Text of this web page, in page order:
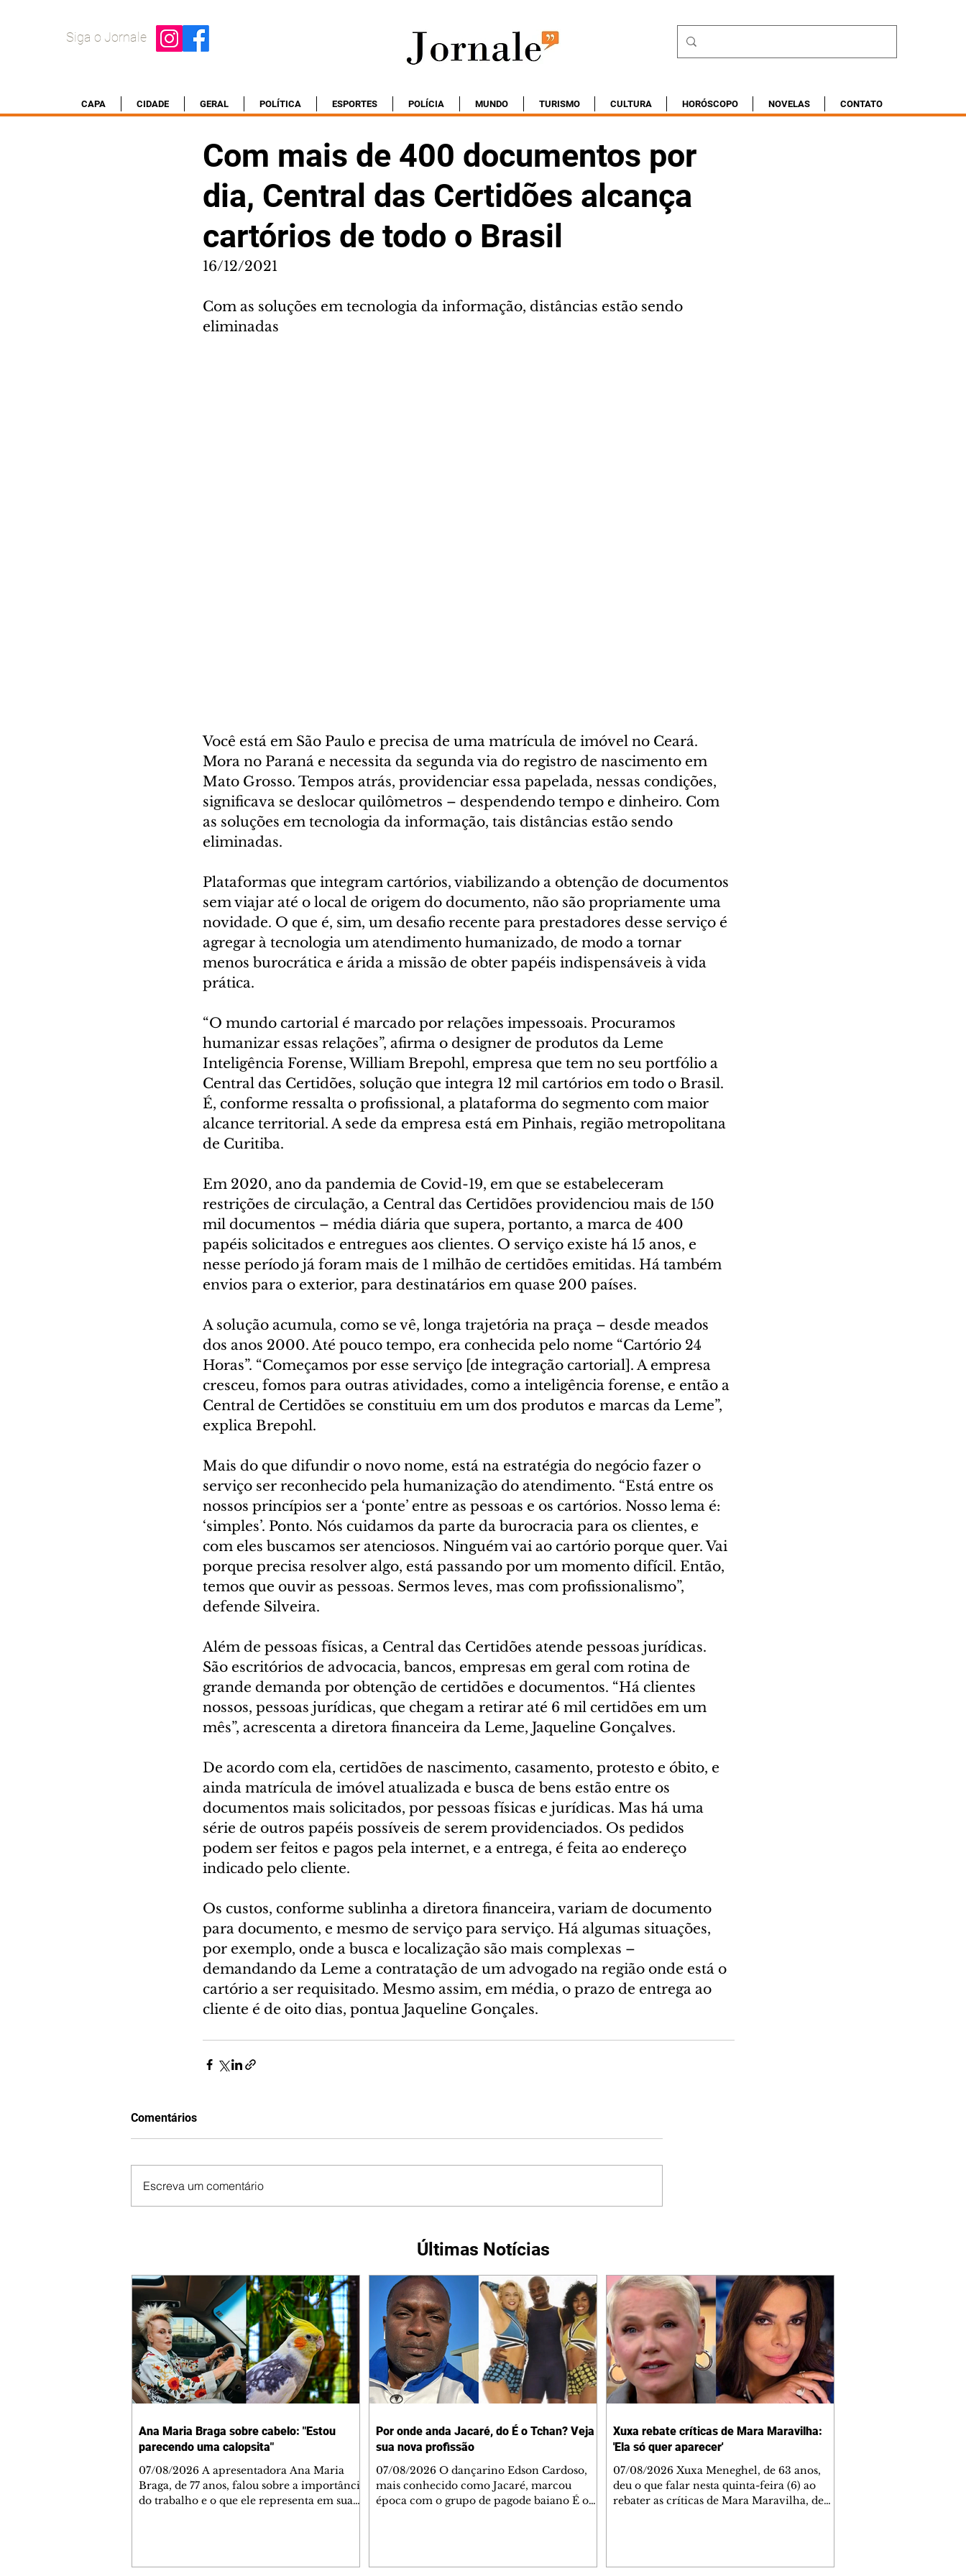
Siga o Jornale
CAPA CIDADE GERAL POLÍTICA ESPORTES POLÍCIA MUNDO TURISMO CULTURA HORÓSCOPO NOVELAS CONTATO
Com mais de 400 documentos por
dia, Central das Certidões alcança
cartórios de todo o Brasil
16/12/2021
Com as soluções em tecnologia da informação, distâncias estão sendo
eliminadas
Você está em São Paulo e precisa de uma matrícula de imóvel no Ceará.
Mora no Paraná e necessita da segunda via do registro de nascimento em
Mato Grosso. Tempos atrás, providenciar essa papelada, nessas condições,
significava se deslocar quilômetros – despendendo tempo e dinheiro. Com
as soluções em tecnologia da informação, tais distâncias estão sendo
eliminadas.
Plataformas que integram cartórios, viabilizando a obtenção de documentos
sem viajar até o local de origem do documento, não são propriamente uma
novidade. O que é, sim, um desafio recente para prestadores desse serviço é
agregar à tecnologia um atendimento humanizado, de modo a tornar
menos burocrática e árida a missão de obter papéis indispensáveis à vida
prática.
“O mundo cartorial é marcado por relações impessoais. Procuramos
humanizar essas relações”, afirma o designer de produtos da Leme
Inteligência Forense, William Brepohl, empresa que tem no seu portfólio a
Central das Certidões, solução que integra 12 mil cartórios em todo o Brasil.
É, conforme ressalta o profissional, a plataforma do segmento com maior
alcance territorial. A sede da empresa está em Pinhais, região metropolitana
de Curitiba.
Em 2020, ano da pandemia de Covid-19, em que se estabeleceram
restrições de circulação, a Central das Certidões providenciou mais de 150
mil documentos – média diária que supera, portanto, a marca de 400
papéis solicitados e entregues aos clientes. O serviço existe há 15 anos, e
nesse período já foram mais de 1 milhão de certidões emitidas. Há também
envios para o exterior, para destinatários em quase 200 países.
A solução acumula, como se vê, longa trajetória na praça – desde meados
dos anos 2000. Até pouco tempo, era conhecida pelo nome “Cartório 24
Horas”. “Começamos por esse serviço [de integração cartorial]. A empresa
cresceu, fomos para outras atividades, como a inteligência forense, e então a
Central de Certidões se constituiu em um dos produtos e marcas da Leme”,
explica Brepohl.
Mais do que difundir o novo nome, está na estratégia do negócio fazer o
serviço ser reconhecido pela humanização do atendimento. “Está entre os
nossos princípios ser a ‘ponte’ entre as pessoas e os cartórios. Nosso lema é:
‘simples’. Ponto. Nós cuidamos da parte da burocracia para os clientes, e
com eles buscamos ser atenciosos. Ninguém vai ao cartório porque quer. Vai
porque precisa resolver algo, está passando por um momento difícil. Então,
temos que ouvir as pessoas. Sermos leves, mas com profissionalismo”,
defende Silveira.
Além de pessoas físicas, a Central das Certidões atende pessoas jurídicas.
São escritórios de advocacia, bancos, empresas em geral com rotina de
grande demanda por obtenção de certidões e documentos. “Há clientes
nossos, pessoas jurídicas, que chegam a retirar até 6 mil certidões em um
mês”, acrescenta a diretora financeira da Leme, Jaqueline Gonçalves.
De acordo com ela, certidões de nascimento, casamento, protesto e óbito, e
ainda matrícula de imóvel atualizada e busca de bens estão entre os
documentos mais solicitados, por pessoas físicas e jurídicas. Mas há uma
série de outros papéis possíveis de serem providenciados. Os pedidos
podem ser feitos e pagos pela internet, e a entrega, é feita ao endereço
indicado pelo cliente.
Os custos, conforme sublinha a diretora financeira, variam de documento
para documento, e mesmo de serviço para serviço. Há algumas situações,
por exemplo, onde a busca e localização são mais complexas –
demandando da Leme a contratação de um advogado na região onde está o
cartório a ser requisitado. Mesmo assim, em média, o prazo de entrega ao
cliente é de oito dias, pontua Jaqueline Gonçales.
Comentários
Escreva um comentário
Últimas Notícias
Ana Maria Braga sobre cabelo: "Estou
parecendo uma calopsita"
07/08/2026 A apresentadora Ana Maria
Braga, de 77 anos, falou sobre a importância
do trabalho e o que ele representa em sua
Por onde anda Jacaré, do É o Tchan? Veja
sua nova profissão
07/08/2026 O dançarino Edson Cardoso,
mais conhecido como Jacaré, marcou
época com o grupo de pagode baiano É o
Xuxa rebate críticas de Mara Maravilha:
'Ela só quer aparecer'
07/08/2026 Xuxa Meneghel, de 63 anos,
deu o que falar nesta quinta-feira (6) ao
rebater as críticas de Mara Maravilha, de